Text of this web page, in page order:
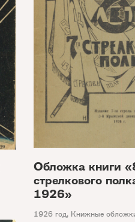
Обложка книги
стрелкового
1926»
1926 год, Книжные